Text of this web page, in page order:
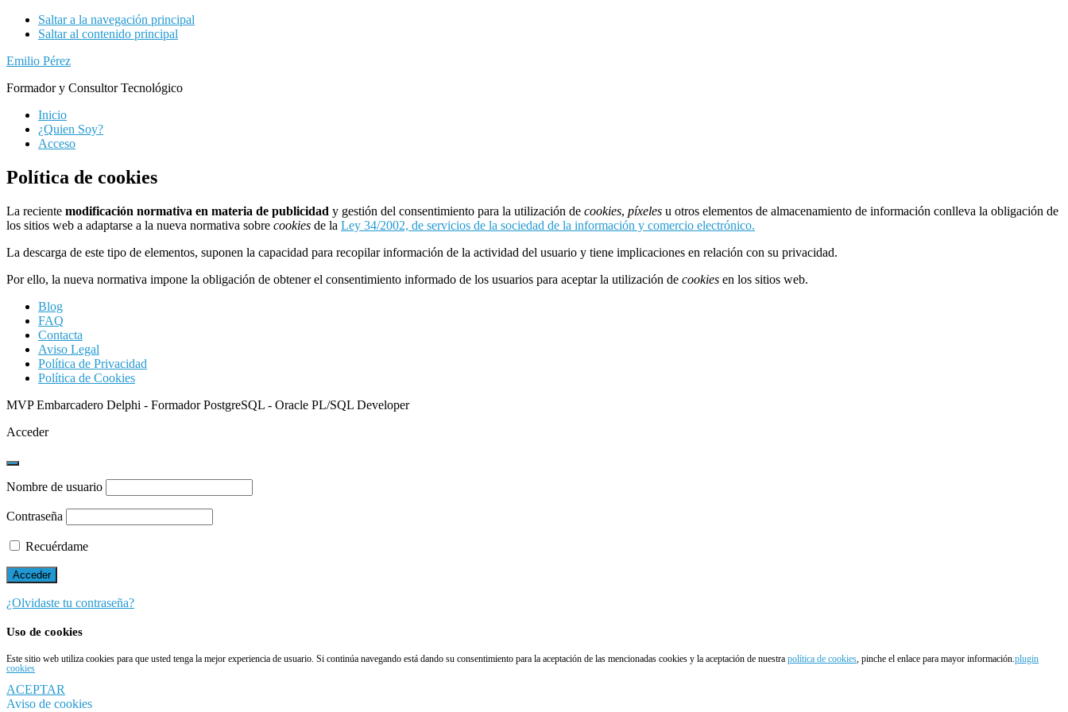
Saltar a la navegación principal
Saltar al contenido principal
Emilio Pérez
Formador y Consultor Tecnológico
Inicio
¿Quien Soy?
Acceso
Política de cookies
La reciente modificación normativa en materia de publicidad y gestión del consentimiento para la utilización de cookies, píxeles u otros elementos de almacenamiento de información conlleva la obligación de
los sitios web a adaptarse a la nueva normativa sobre cookies de la Ley 34/2002, de servicios de la sociedad de la información y comercio electrónico.
La descarga de este tipo de elementos, suponen la capacidad para recopilar información de la actividad del usuario y tiene implicaciones en relación con su privacidad.
Por ello, la nueva normativa impone la obligación de obtener el consentimiento informado de los usuarios para aceptar la utilización de cookies en los sitios web.
Blog
FAQ
Contacta
Aviso Legal
Política de Privacidad
Política de Cookies
MVP Embarcadero Delphi - Formador PostgreSQL - Oracle PL/SQL Developer
Acceder
Nombre de usuario
Contraseña
Recuérdame
¿Olvidaste tu contraseña?
Uso de cookies
Este sitio web utiliza cookies para que usted tenga la mejor experiencia de usuario. Si continúa navegando está dando su consentimiento para la aceptación de las mencionadas cookies y la aceptación de nuestra política de cookies , pinche el enlace para mayor información. plugin
cookies
ACEPTAR
Aviso de cookies